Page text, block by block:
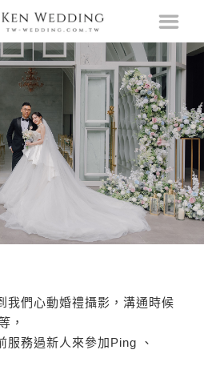
我們心動婚禮攝影，溝通時候
，
服務過新人來參加Ping 、